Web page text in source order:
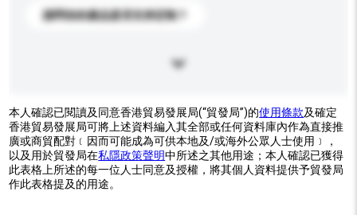
請問你的產品是否支持定制？
本人確認已閱讀及同意香港貿易發展局(“貿發局”)的使用條款及確定
香港貿易發展局可將上述資料編入其全部或任何資料庫內作為直接推
廣或商貿配對﹝因而可能成為可供本地及/或海外公眾人士使用﹞，
以及用於貿發局在私隱政策聲明中所述之其他用途；本人確認已獲得
此表格上所述的每一位人士同意及授權，將其個人資料提供予貿發局
作此表格提及的用途。